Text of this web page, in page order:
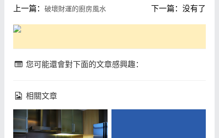
上一篇： 破壞財運的廚房風水 下一篇：没有了
您可能還會對下面的文章感興趣：
相關文章